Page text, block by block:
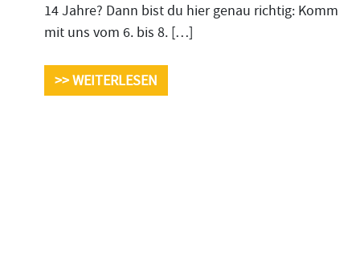
14 Jahre? Dann bist du hier genau richtig: Komm
mit uns vom 6. bis 8. […]
>> WEITERLESEN